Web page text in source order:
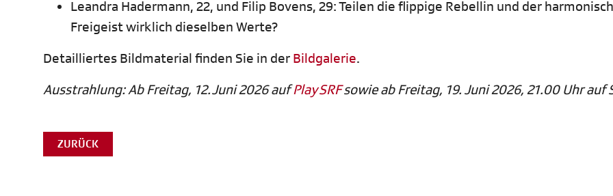
Leandra Hadermann, 22, und Filip Bovens, 29: Teilen die flippige Rebellin und der
Freigeist wirklich dieselben Werte?
Detailliertes Bildmaterial finden Sie in der Bildgalerie.
Ausstrahlung: Ab Freitag, 12. Juni 2026 aufPlay SRFsowie ab Freitag, 19. Juni 2026, 21.00 Uhr auf
ZURÜCK